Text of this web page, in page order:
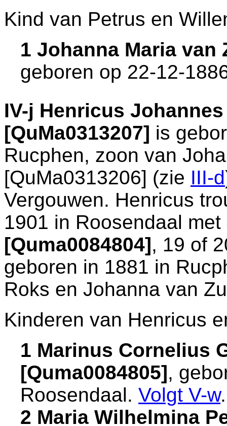
Kind van Petrus en
1 Johanna Maria van
geboren op 22-12-
IV-j Henricus
[QuMa0313207] is
Rucphen, zoon van
[QuMa0313206] (zie III-d
Vergouwen. Henricus
1901 in Roosendaal met
[Quma0084804], 19 of
geboren in 1881 in
Roks en Johanna van
Kinderen van Henricus
1 Marinus Cornelius
[Quma0084805],
Roosendaal. Volgt V-w.
2 Maria Wilhelmina